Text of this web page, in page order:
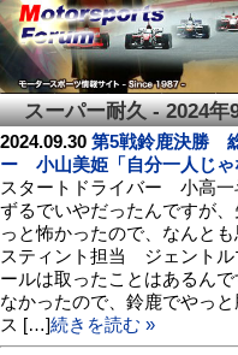
スーパー耐久 - 2024年
2024.09.30 第5戦鈴鹿決勝
ー 小山美姫「自分一人じゃ
スタートドライバー 小高
ずるでいやだったんですが
っと怖かったので、なんと
スティント担当 ジェント
ールは取ったことはあるん
なかったので、鈴鹿でやっ
ス […]続きを読む »